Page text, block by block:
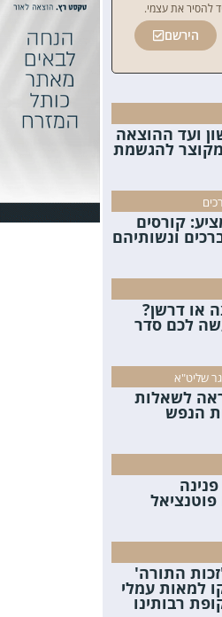
להסיר את עצמי.
הירשם
ועד ההוצאה
להגשמת
קורסים
ונשותיהם
או דרשן?
לכם סדר
שליט"א
לשאלות
הנפש
התורה'
למאות עמלי
רבותינו